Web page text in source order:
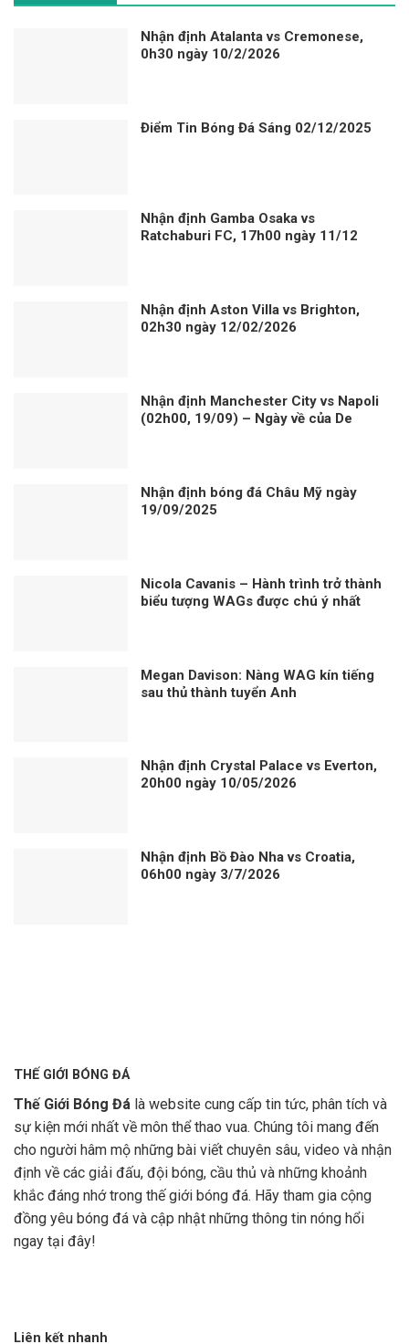
Nhận định Atalanta vs Cremonese,
0h30 ngày 10/2/2026
Điểm Tin Bóng Đá Sáng 02/12/2025
Nhận định Gamba Osaka vs
Ratchaburi FC, 17h00 ngày 11/12
Nhận định Aston Villa vs Brighton,
02h30 ngày 12/02/2026
Nhận định Manchester City vs Napoli
(02h00, 19/09) – Ngày về của De
Nhận định bóng đá Châu Mỹ ngày
19/09/2025
Nicola Cavanis – Hành trình trở thành
biểu tượng WAGs được chú ý nhất
Megan Davison: Nàng WAG kín tiếng
sau thủ thành tuyển Anh
Nhận định Crystal Palace vs Everton,
20h00 ngày 10/05/2026
Nhận định Bồ Đào Nha vs Croatia,
06h00 ngày 3/7/2026
THẾ GIỚI BÓNG ĐÁ
Thế Giới Bóng Đá là website cung cấp tin tức, phân tích và
sự kiện mới nhất về môn thể thao vua. Chúng tôi mang đến
cho người hâm mộ những bài viết chuyên sâu, video và nhận
định về các giải đấu, đội bóng, cầu thủ và những khoảnh
khắc đáng nhớ trong thế giới bóng đá. Hãy tham gia cộng
đồng yêu bóng đá và cập nhật những thông tin nóng hổi
ngay tại đây!
Liên kết nhanh